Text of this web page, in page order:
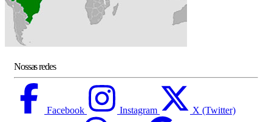
Nossas redes
Facebook Instagram X (Twitter)